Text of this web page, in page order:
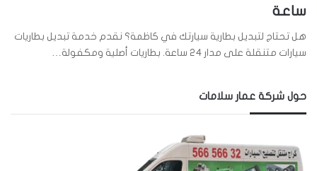
ساعة
هل تحتاج لتبديل بطارية سيارتك في كاظمة؟ نقدم خدمة تبديل بطاريات
سيارات متنقلة على مدار 24 ساعة. بطاريات أصلية ومكفولة…
حول شركة عمار سلامات